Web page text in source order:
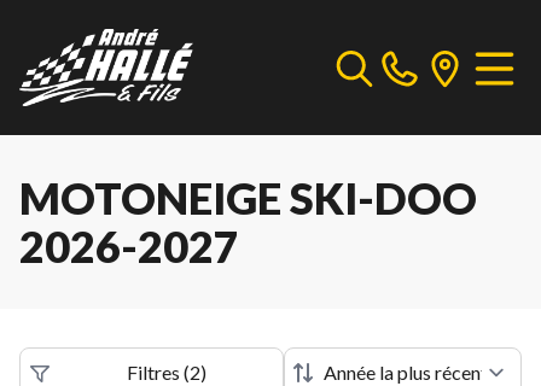
MOTONEIGE SKI-DOO
2026-2027
Filtres (2)